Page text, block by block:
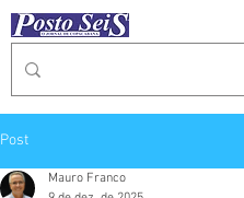
Post
Mauro Franco